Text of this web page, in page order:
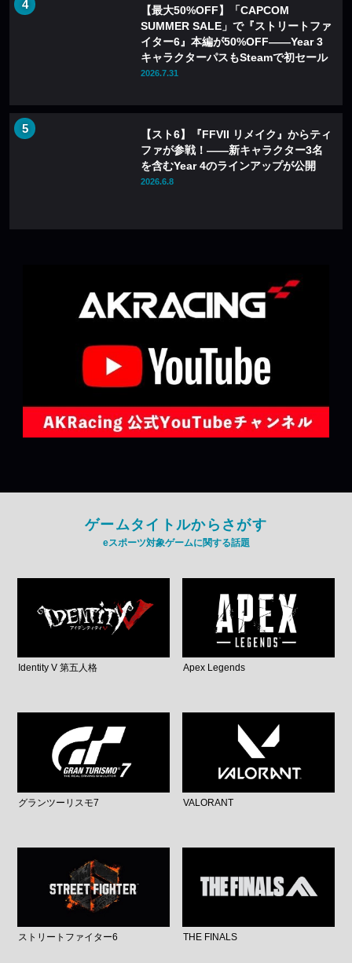
【最大50%OFF】「CAPCOM
SUMMER SALE」で『ストリートファ
イター6』本編が50%OFF——Year 3
キャラクターパスもSteamで初セール
2026.7.31
【スト6】『FFVII リメイク』からティ
ファが参戦！――新キャラクター3名
を含むYear 4のラインアップが公開
2026.6.8
ゲームタイトルからさがす
eスポーツ対象ゲームに関する話題
Identity V 第五人格 Apex Legends
グランツーリスモ7 VALORANT
ストリートファイター6 THE FINALS